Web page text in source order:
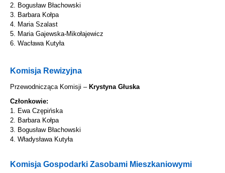
2. Bogusław Błachowski
3. Barbara Kołpa
4. Maria Szalast
5. Maria Gajewska-Mikołajewicz
6. Wacława Kutyła
Komisja Rewizyjna
Przewodnicząca Komisji – Krystyna Głuska
Członkowie:
1. Ewa Czępińska
2. Barbara Kołpa
3. Bogusław Błachowski
4. Władysława Kutyła
Komisja Gospodarki Zasobami Mieszkaniowymi